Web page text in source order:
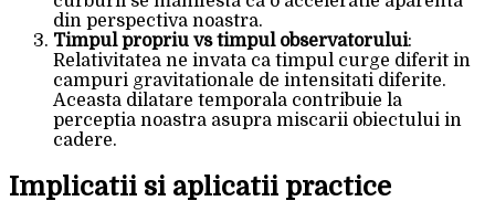
din perspectiva noastra.
Timpul propriu vs timpul observatorului:
Relativitatea ne invata ca timpul curge diferit in
campuri gravitationale de intensitati diferite.
Aceasta dilatare temporala contribuie la
perceptia noastra asupra miscarii obiectului in
cadere.
Implicatii si aplicatii practice